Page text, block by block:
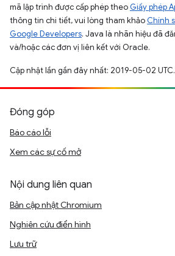
mã lập trình được cấp phép theo Giấy phép
thông tin chi tiết, vui lòng tham khảo Chính
Google Developers. Java là nhãn hiệu đã
và/hoặc các đơn vị liên kết với Oracle.
Cập nhật lần gần đây nhất: 2019-05-02 UTC.
Đóng góp
Báo cáo lỗi
Xem các sự cố mở
Nội dung liên quan
Bản cập nhật Chromium
Nghiên cứu điển hình
Lưu trữ